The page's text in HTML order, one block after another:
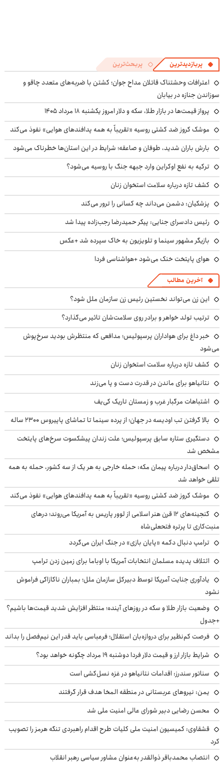
پربازدیدترین پربحث‌ترین
اعترافات وحشتناک قاتلان مداح جوان؛ کشتن با ضربه‌های متعدد چاقو و
سوزاندن جنازه در بیابان
پرواز قیمت‌ها در بازار طلا، سکه و دلار امروز یکشنبه ۱۸ مرداد ۱۴۰۵
موشک کروز ضد کشتی روسیه «تقریباً به همه پدافندهای هوایی» نفوذ می‌کند
بارش باران شدید، طوفان و صاعقه؛ شرایط در این استان‌ها خطرناک می‌شود
ترکیه به نفع اوکراین وارد جبهه جنگ با روسیه می‌شود؟
کشف تازه درباره سلامت استخوان زنان
پزشکیان: دشمن می‌داند چه کسانی را ترور می‌کند
رئیس دادسرای جنایی: پیکر حمیدرضا رجب‌زاده پیدا شد
بازیگر مشهور سینما و تلویزیون به خاک سپرده شد +عکس
هوای پایتخت خنک می‌شود +هواشناسی فردا
آخرین مطالب
این زن می‌تواند نخستین رئیس زن سازمان ملل شود؟
ترتیب تولد خواهر و برادر روی سلامت‌شان تاثیر می‌گذارد؟
خبر داغ برای هواداران پرسپولیس؛ مدافعی که منتظرش بودید سرخ‌پوش
می‌شود
کشف تازه درباره سلامت استخوان زنان
نتانیاهو برای ماندن در قدرت دست و پا می‌زند
اشتباهات مرگبار غرب و زمستان تاریک کی‌یف
بالا گرفتن تب اودیسه در جهان؛ از پرده سینما تا تماشای پاپیروس ۲۳۰۰ ساله
دستگیری ستاره سابق پرسپولیس؛ علت زندان پیشکسوت سرخ‌های پایتخت
مشخص شد
اسحاق‌دار درباره پیمان مکه: حمله خارجی به هر یک از سه کشور، حمله به همه
تلقی خواهد شد
موشک کروز ضد کشتی روسیه «تقریباً به همه پدافندهای هوایی» نفوذ می‌کند
گنجینه‌های ۱۲ قرن هنر اسلامی از لوور پاریس به آمریکا می‌روند؛ درهای
منبت‌کاری تا پرتره فتحعلی‌شاه
ترامپ دنبال دکمه «پایان بازی» در جنگ ایران می‌گردد
ائتلاف پدیده مسلمان انتخابات آمریکا با اوباما برای زمین زدن ترامپ
یادآوری جنایت آمریکا توسط دبیرکل سازمان ملل؛ بمباران ناکازاکی فراموش
نشود
وضعیت بازار طلا و سکه در روزهای آینده؛ منتظر افزایش شدید قیمت‌ها باشیم؟
+جدول
فرصت کم‌نظیر برای دروازه‌بان استقلال؛ فرعباسی باید قدر این نیم‌فصل را بداند
شرایط بازار ارز و قیمت دلار فردا دوشنبه ۱۹ مرداد چگونه خواهد بود؟
سناتور سندرز: اقدامات نتانیاهو در غزه نسل‌کشی است
یمن: نیروهای عربستانی در منطقه المخا هدف قرار گرفتند
محسن رضایی دبیر شورای عالی امنیت ملی شد
قشقاوی: کمیسیون امنیت ملی کلیات طرح اقدام راهبردی تنگه هرمز را تصویب
کرد
انتصاب محمدباقر ذوالقدر به‌عنوان مشاور سیاسی رهبر انقلاب